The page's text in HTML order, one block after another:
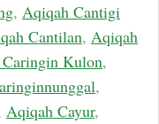
, Aqiqah Cantigi
Cantilan, Aqiqah
Kulon,
,
Aqiqah Cayur,